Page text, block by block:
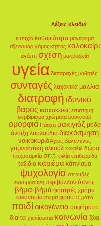
Λέξεις κλειδιά
ευτυχία καθαριότητα μαγείρεμα
αξεσουάρ γάμος κήπος καλοκαίρι
αγάπη σχέση μακροζωία
υγεία διαταραχές μαθητές
συνταγές λαχανικά μαλλιά
διατροφή ιδανικό
βάρος κατασκευές επιστήμη
σερβίρισμα χρώματα μανικιούρ
ομορφιά Πάσχα μακιγιάζ μόδα
άνοιξη λουλούδια διακόσμηση
νοικοκυριόΆγιος Βαλεντίνος
γυμναστική αλκοόλ κοκτέιλ δώρα
παχυσαρκία σπίτι φιλία επιδερμίδα
ταξίδια καριέρα κάπνισμα
ψυχολογία σπουδές
εγκυμοσύνη περιβάλλον ύπνος
βήμα-βήμα φοιτητές χρήμα
οικονομία σώμα φρούτα μάτια
παιδί οικογένεια ροφήματα
δίαιτα χτενίσματα κοινωνία ζώα